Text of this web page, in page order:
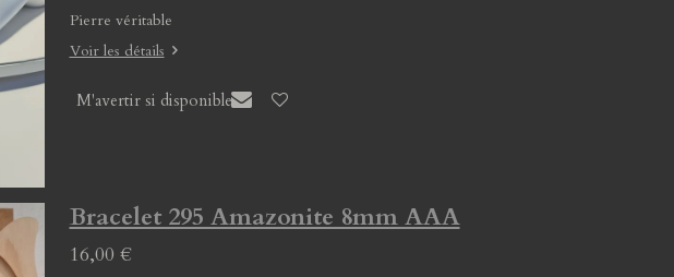
Pierre véritable
Voir les détails
M'avertir si disponible
Bracelet 295 Amazonite 8mm AAA
16,00 €